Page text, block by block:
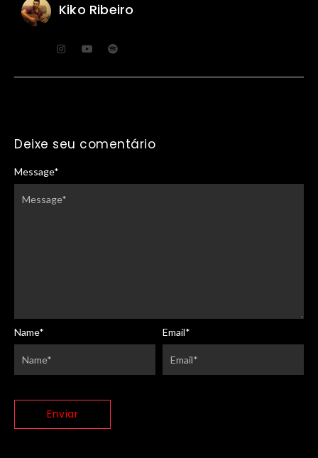
Kiko Ribeiro
Deixe seu comentário
Message*
Name* Email*